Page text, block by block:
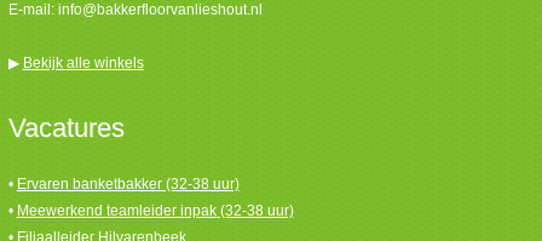
E-mail: info@bakkerfloorvanlieshout.nl
▶ Bekijk alle winkels
Vacatures
• Ervaren banketbakker (32-38 uur)
• Meewerkend teamleider inpak (32-38 uur)